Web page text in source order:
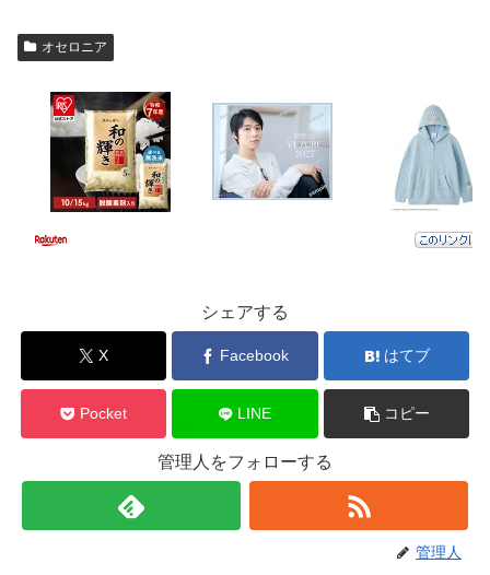
オセロニア
シェアする
X Facebook はてブ
Pocket LINE コピー
管理人をフォローする
管理人